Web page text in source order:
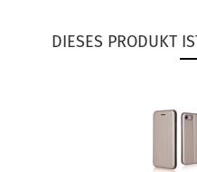
DIESES PRODUKT